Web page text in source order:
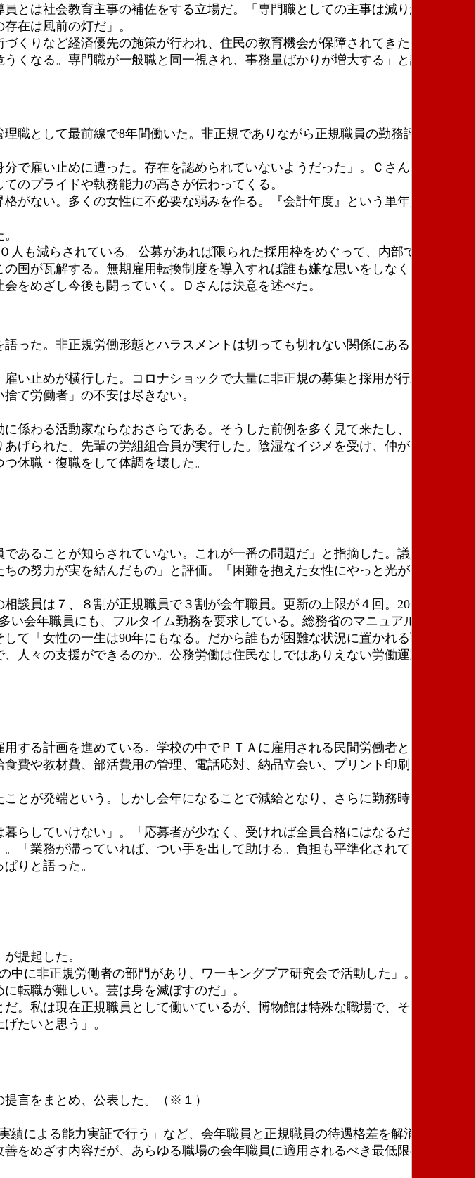
は社会教育主事の補佐をする立場だ。「専門職としての主事は減り続けてい
在は風前の灯だ」。
りなど経済優先の施策が行われ、住民の教育機会が保障されてきた多様な社
くなる。専門職が一般職と同一視され、事務量ばかりが増大する」と訴えた。
として最前線で8年間働いた。非正規でありながら正規職員の勤務評定もし
雇い止めに遭った。存在を認められていないようだった」。Ｃさんは確かな
のプライドや執務能力の高さが伝わってくる。
ない。多くの女性に不必要な弱みを作る。『会計年度』という単年度を表す
も減らされている。公募があれば限られた採用枠をめぐって、内部で職員同士
国が瓦解する。無期雇用転換制度を導入すれば誰も嫌な思いをしなくなる。は
をめざし今後も闘っていく。Ｄさんは決意を述べた。
た。非正規労働形態とハラスメントは切っても切れない関係にある。自分か
止めが横行した。コロナショックで大量に非正規の募集と採用が行われた
て労働者」の不安は尽きない。
係わる活動家ならなおさらである。そうした前例を多く見て来たし、Ｅさん自
げられた。先輩の労組組合員が実行した。陰湿なイジメを受け、仲が良かった
休職・復職をして体調を壊した。
ることが知らされていない。これが一番の問題だ」と指摘した。議員立法と
の努力が実を結んだもの」と評価。「困難を抱えた女性にやっと光が当たる」
員は７、８割が正規職員で３割が会年職員。更新の上限が４回。20年働いた
会年職員にも、フルタイム勤務を要求している。総務省のマニュアルでは相談
て「女性の一生は90年にもなる。だから誰もが困難な状況に置かれる可能性が
人々の支援ができるのか。公務労働は住民なしではありえない労働運動だ。会
る計画を進めている。学校の中でＰＴＡに雇用される民間労働者として事務
費や教材費、部活費用の管理、電話応対、納品立会い、プリント印刷、コロナ
が発端という。しかし会年になることで減給となり、さらに勤務時間も減っ
していけない」。「応募者が少なく、受ければ全員合格にはなるだろう。転
「業務が滞っていれば、つい手を出して助ける。負担も平準化されていない。
りと語った。
提起した。
に非正規労働者の部門があり、ワーキングプア研究会で活動した」。「学芸員
転職が難しい。芸は身を滅ぼすのだ」。
私は現在正規職員として働いているが、博物館は特殊な職場で、そこでは働
たいと思う」。
言をまとめ、公表した。（※１）
による能力実証で行う」など、会年職員と正規職員の待遇格差を解消し、会年
をめざす内容だが、あらゆる職場の会年職員に適用されるべき最低限の基本的